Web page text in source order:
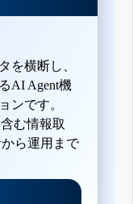
を横断し、
AI Agent機
ンです。
む情報取
ら運用まで